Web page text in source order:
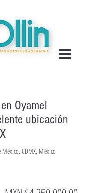
Oyamel
ubicación
CDMX, México